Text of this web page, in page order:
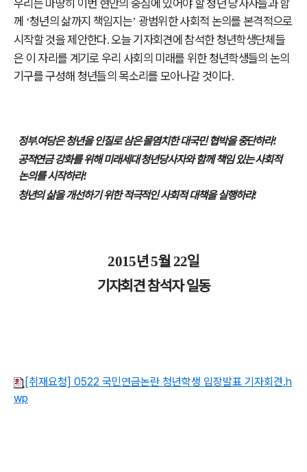
께 ‘청년의 삶까지 책임지는’ 광범위한 사회적 논의를 본격적으로
시작할 것을 제안한다.오늘 기자회견에 참석한 청년학생단체들
은 이 자리를 계기로 우리 사회의 미래를 위한 청년학생들의 논의
기구를 구성해 청년들의 목소리를 모아나갈 것이다.
정부․여당은 청년을 인질로 삼은 몰염치한 대국민 협박을 중단하라!
공적연금 강화를 위해 미래세대 청년당사자와 함께 책임 있는 사회적
논의를 시작하라!
청년의 삶을 개선하기 위한 적극적인 사회적 대책을 실행하라!
2015년5월22일
기자회견 참석자 일동
[취재요청] 0522 국민연금논란 청년학생 입장발표 기자회견.h
wp